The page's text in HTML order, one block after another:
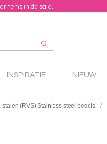
in de sale.
INSPIRATIE NIEUW
stalen (RVS) Stainless steel bedels